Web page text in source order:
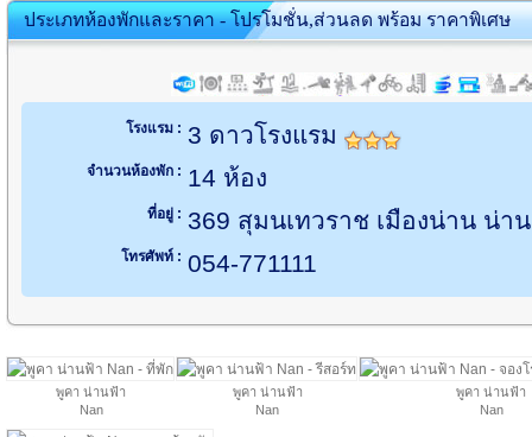
ประเภทห้องพักและราคา - โปรโมชั่น,ส่วนลด พร้อม ราคาพิเศษ
โรงแรม : 3 ดาวโรงแรม
จำนวนห้องพัก : 14 ห้อง
ที่อยู่ : 369 สุมนเทวราช เมืองน่าน น่า
โทรศัพท์ : 054-771111
พูคา น่านฟ้า
Nan
พูคา น่านฟ้า
Nan
พูคา น่านฟ้า
Nan